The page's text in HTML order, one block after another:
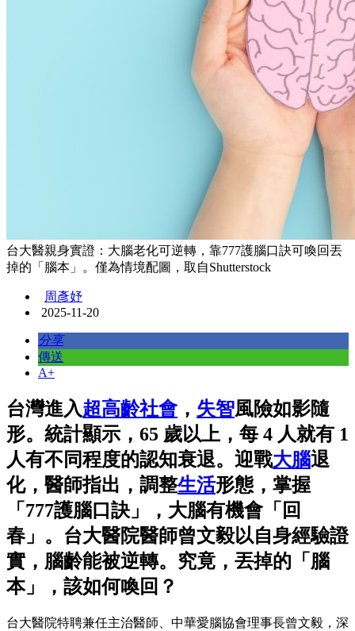
台大醫親身實證：大腦老化可逆轉，靠777護腦口訣可喚回丟
掉的「腦本」。僅為情境配圖，取自Shutterstock
周彥妤
2025-11-20
分享
傳送
A+
台灣進入超高齡社會， 失智風險如影隨
形。統計顯示，65 歲以上，每 4 人就有 1
人有不同程度的認知衰退。迎戰大腦退
化，醫師指出，調整生活形態，掌握
「777護腦口訣」，大腦有機會「回
春」。台大醫院醫師曾文毅以自身經驗證
實，腦齡能被逆轉。究竟，丟掉的「腦
本」，該如何喚回？
台大醫院特聘兼任主治醫師、中華愛腦協會理事長曾文毅，深